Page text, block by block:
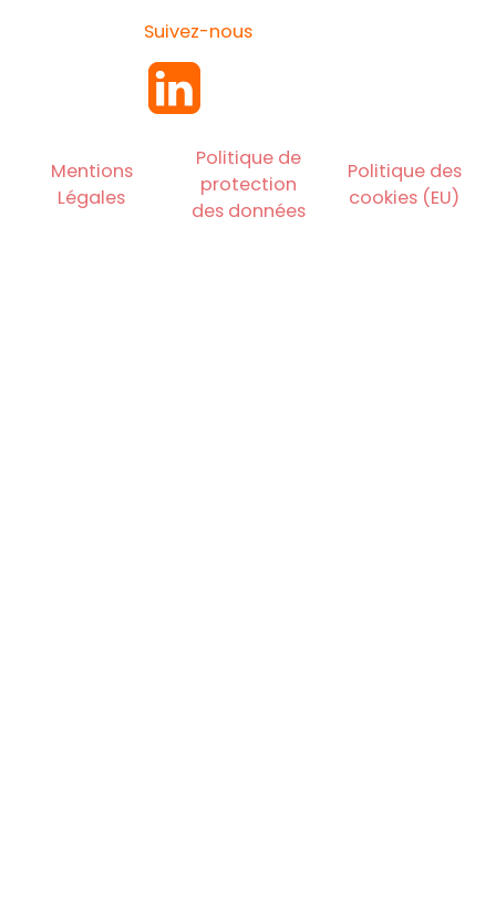
Suivez-nous
Mentions
Légales
Politique de
protection
des données
Politique des
cookies (EU)